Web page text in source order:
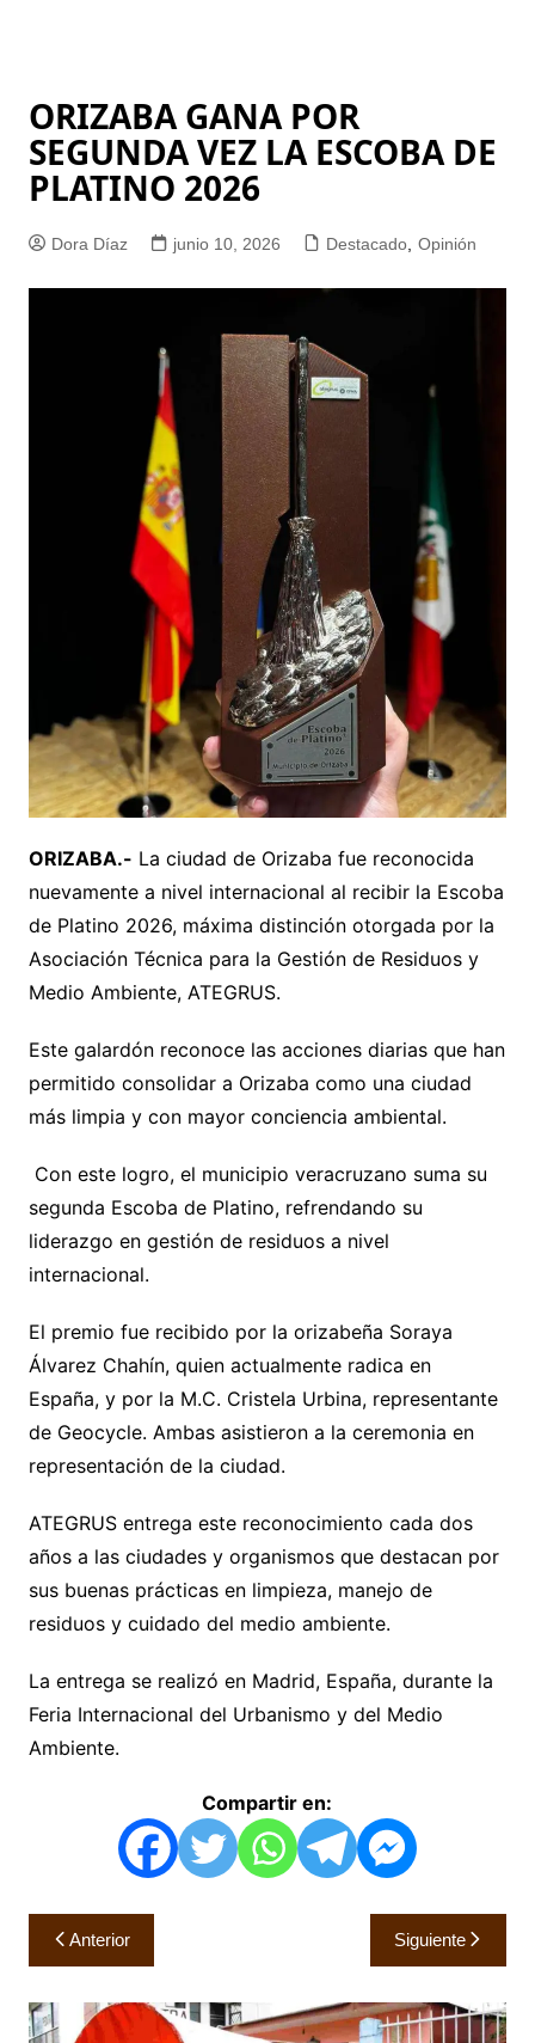
ORIZABA GANA POR
SEGUNDA VEZ LA ESCOBA DE
PLATINO 2026
Dora Díaz junio 10, 2026 Destacado, Opinión
ORIZABA.- La ciudad de Orizaba fue reconocida
nuevamente a nivel internacional al recibir la Escoba
de Platino 2026, máxima distinción otorgada por la
Asociación Técnica para la Gestión de Residuos y
Medio Ambiente, ATEGRUS.
Este galardón reconoce las acciones diarias que han
permitido consolidar a Orizaba como una ciudad
más limpia y con mayor conciencia ambiental.
Con este logro, el municipio veracruzano suma su
segunda Escoba de Platino, refrendando su
liderazgo en gestión de residuos a nivel
internacional.
El premio fue recibido por la orizabeña Soraya
Álvarez Chahín, quien actualmente radica en
España, y por la M.C. Cristela Urbina, representante
de Geocycle. Ambas asistieron a la ceremonia en
representación de la ciudad.
ATEGRUS entrega este reconocimiento cada dos
años a las ciudades y organismos que destacan por
sus buenas prácticas en limpieza, manejo de
residuos y cuidado del medio ambiente.
La entrega se realizó en Madrid, España, durante la
Feria Internacional del Urbanismo y del Medio
Ambiente.
Compartir en:
Navegación
de
entradas
Anterior Siguiente